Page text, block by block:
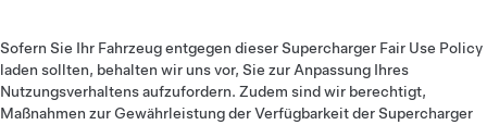
Sofern Sie Ihr Fahrzeug entgegen dieser Supercharger Fair Use Policy
laden sollten, behalten wir uns vor, Sie zur Anpassung Ihres
Nutzungsverhaltens aufzufordern. Zudem sind wir berechtigt,
Maßnahmen zur Gewährleistung der Verfügbarkeit der Supercharger